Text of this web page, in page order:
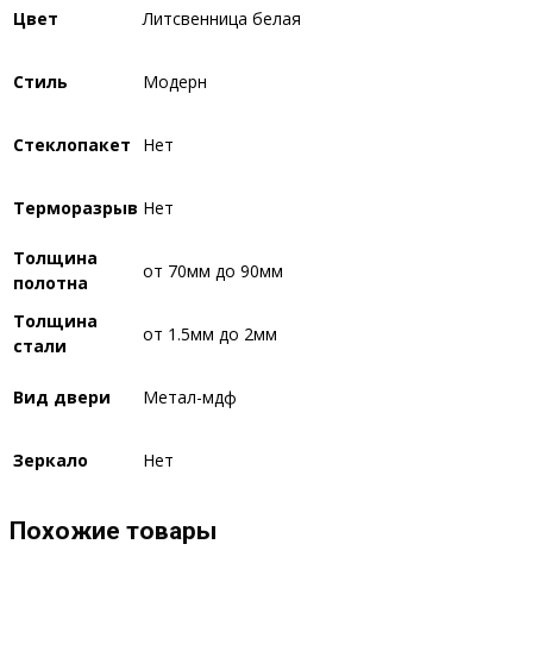
Цвет Литсвенница белая
Стиль Модерн
Стеклопакет Нет
Терморазрыв Нет
Толщина
полотна
от 70мм до 90мм
Толщина
стали
от 1.5мм до 2мм
Вид двери Метал-мдф
Зеркало Нет
Похожие товары